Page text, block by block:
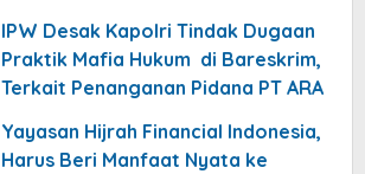
IPW Desak Kapolri Tindak Dugaan
Praktik Mafia Hukum di Bareskrim,
Terkait Penanganan Pidana PT ARA
Yayasan Hijrah Financial Indonesia,
Harus Beri Manfaat Nyata ke